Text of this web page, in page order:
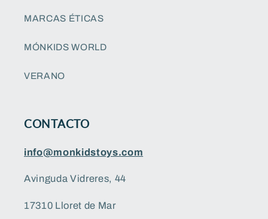
MARCAS ÉTICAS
MÓNKIDS WORLD
VERANO
CONTACTO
info@monkidstoys.com
Avinguda Vidreres, 44
17310 Lloret de Mar